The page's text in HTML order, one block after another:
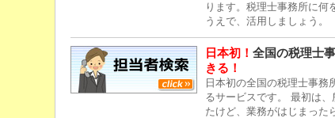
ります。税理士事務所に何
うえで、活用しましょう。
日本初！ 全国の税理士
きる！
日本初の全国の税理士事務
るサービスです。 最初は
たけど、業務がはじまった